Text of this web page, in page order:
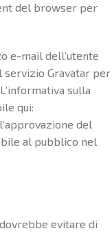
del browser per
e-mail dell’utente
servizio Gravatar per
sulla
qui:
del
al pubblico nel
evitare di